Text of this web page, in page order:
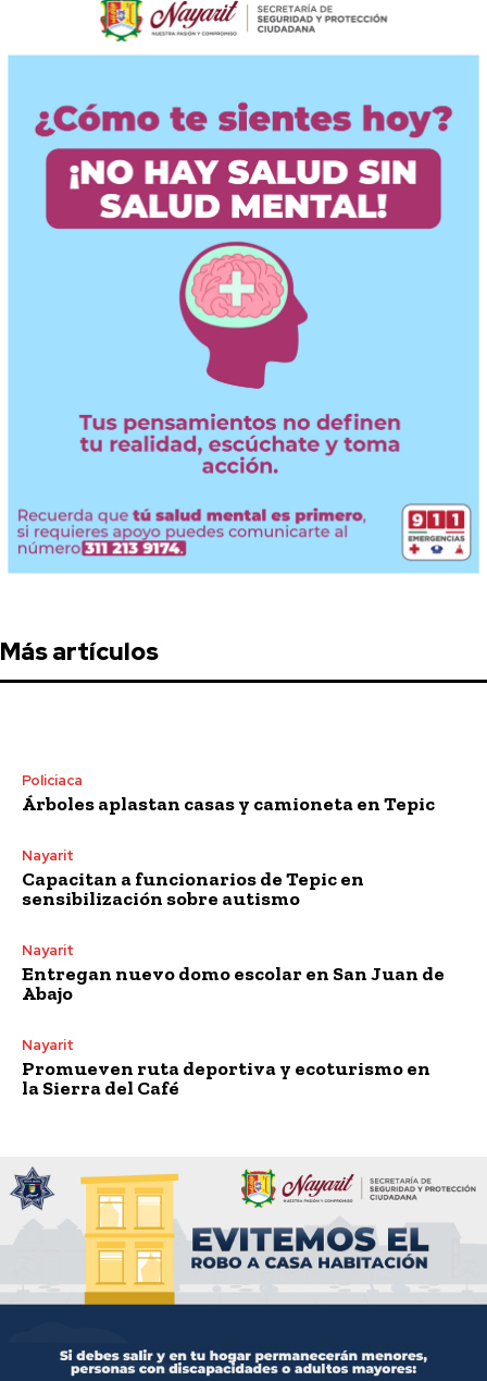
Más artículos
Policiaca
Árboles aplastan casas y camioneta en Tepic
Nayarit
Capacitan a funcionarios de Tepic en
sensibilización sobre autismo
Nayarit
Entregan nuevo domo escolar en San Juan de
Abajo
Nayarit
Promueven ruta deportiva y ecoturismo en
la Sierra del Café